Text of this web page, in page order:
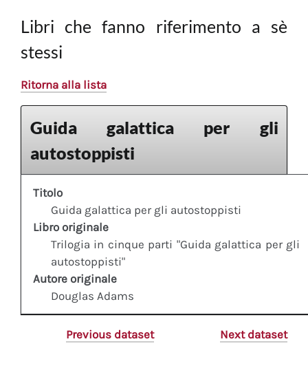
Libri che fanno riferimento a sè
stessi
Ritorna alla lista
Guida galattica per gli
autostoppisti
Titolo
Guida galattica per gli autostoppisti
Libro originale
Trilogia in cinque parti "Guida galattica per gli
autostoppisti"
Autore originale
Douglas Adams
Previous dataset Next dataset